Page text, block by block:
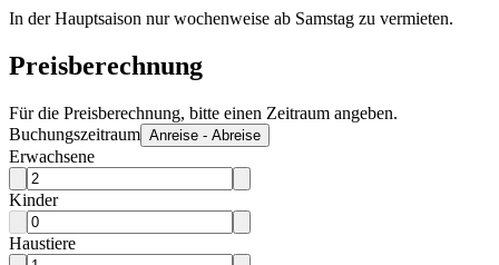
In der Hauptsaison nur wochenweise ab Samstag zu vermieten.
Preisberechnung
Für die Preisberechnung, bitte einen Zeitraum angeben.
Buchungszeitraum Anreise - Abreise
Erwachsene
Kinder
Haustiere